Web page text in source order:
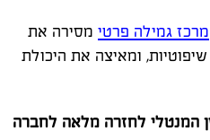
מרכז גמילה פרטי מסירה את
ומאיצה את היכולת
המנטלי לחזרה מלאה לחברה